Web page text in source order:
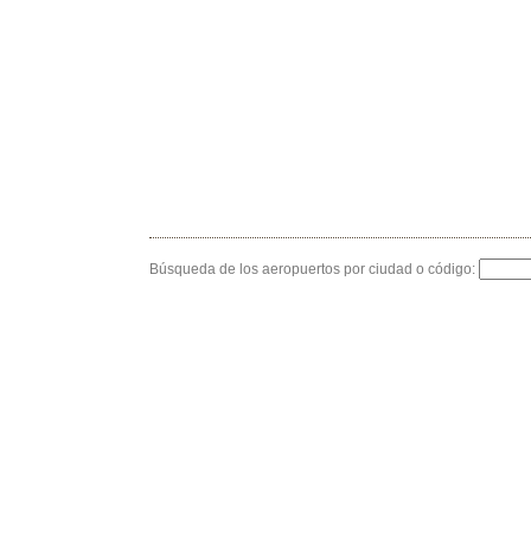
Búsqueda de los aeropuertos por ciudad o código: